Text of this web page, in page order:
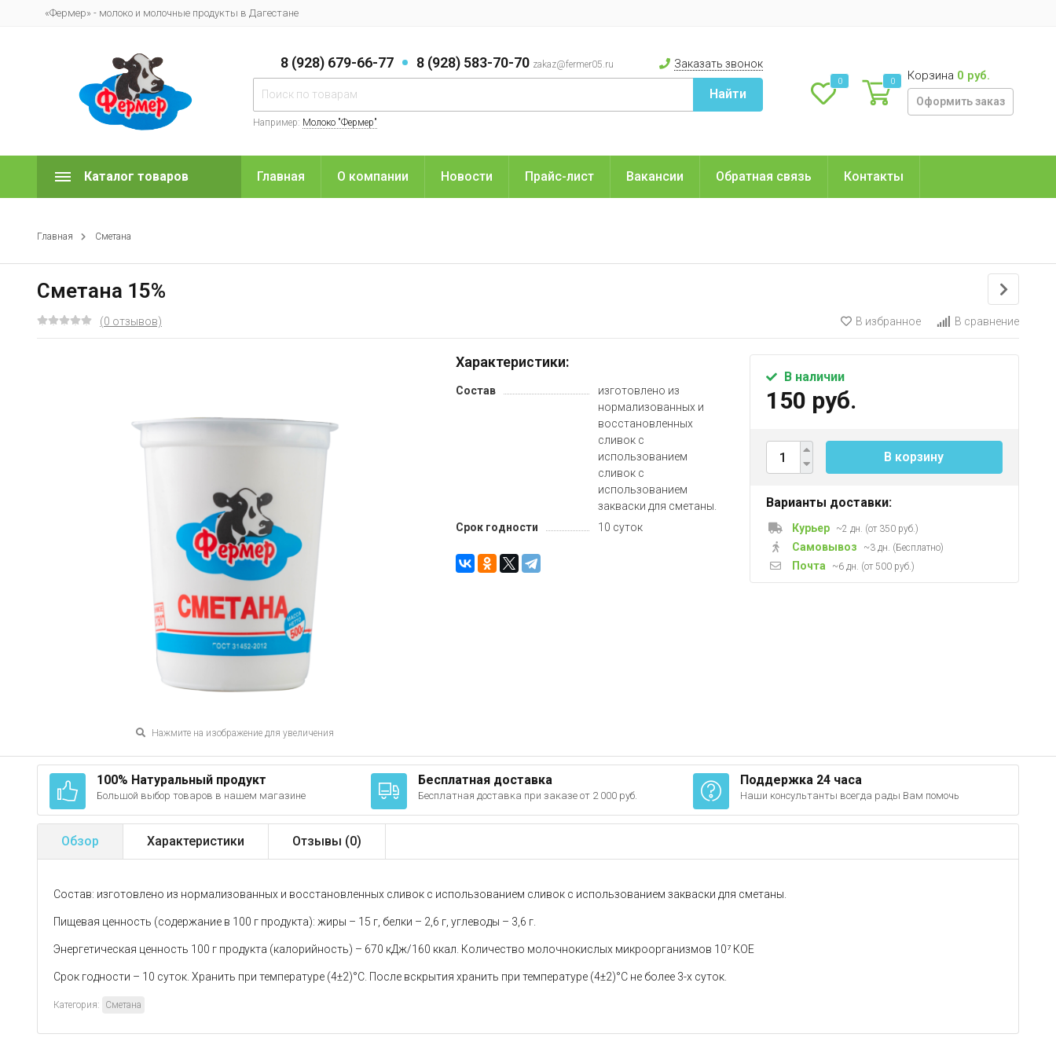
«Фермер» - молоко и молочные продукты в Дагестане
8 (928) 679-66-77 8 (928) 583-70-70 zakaz@fermer05.ru Заказать звонок
Найти
Например: Молоко "Фермер"
0 0 Корзина 0 руб.
Оформить заказ
Каталог товаров Главная О компании Новости Прайс-лист Вакансии Обратная связь Контакты
Главная Сметана
Сметана 15%
(0 отзывов) В избранное В сравнение
Нажмите на изображение для увеличения
Характеристики:
Состав
изготовлено из
нормализованных и
восстановленных
сливок с
использованием
сливок с
использованием
закваски для сметаны.
Срок годности
10 суток
В наличии
150 руб.
В корзину
Варианты доставки:
Курьер ~2 дн. (от 350 руб.)
Самовывоз ~3 дн. (Бесплатно)
Почта ~6 дн. (от 500 руб.)
100% Натуральный продукт
Большой выбор товаров в нашем магазине
Бесплатная доставка
Бесплатная доставка при заказе от 2 000 руб.
Поддержка 24 часа
Наши консультанты всегда рады Вам помочь
Обзор Характеристики Отзывы (0)
Состав: изготовлено из нормализованных и восстановленных сливок с использованием сливок с использованием закваски для сметаны.
Пищевая ценность (содержание в 100 г продукта): жиры – 15 г, белки – 2,6 г, углеводы – 3,6 г.
Энергетическая ценность 100 г продукта (калорийность) – 670 кДж/160 ккал. Количество молочнокислых микроорганизмов 10⁷ КОЕ
Срок годности – 10 суток. Хранить при температуре (4±2)°C. После вскрытия хранить при температуре (4±2)°C не более 3-х суток.
Категория: Сметана